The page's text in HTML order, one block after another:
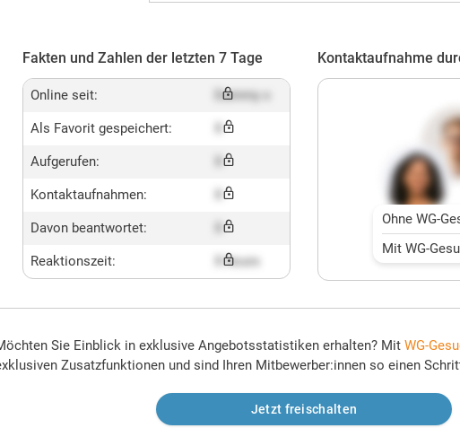
Fakten und Zahlen der letzten 7 Tage
Online seit: Dummy x
Als Favorit gespeichert:
Aufgerufen:
Kontaktaufnahmen:
Davon beantwortet:
Reaktionszeit: X hours
Kontaktaufnahme
Ohne WG-
Mit WG-
Sie Einblick in exklusive Angebotsstatistiken erhalten? Mit WG-
Zusatzfunktionen und sind Ihren Mitbewerber:innen so einen
Jetzt freischalten